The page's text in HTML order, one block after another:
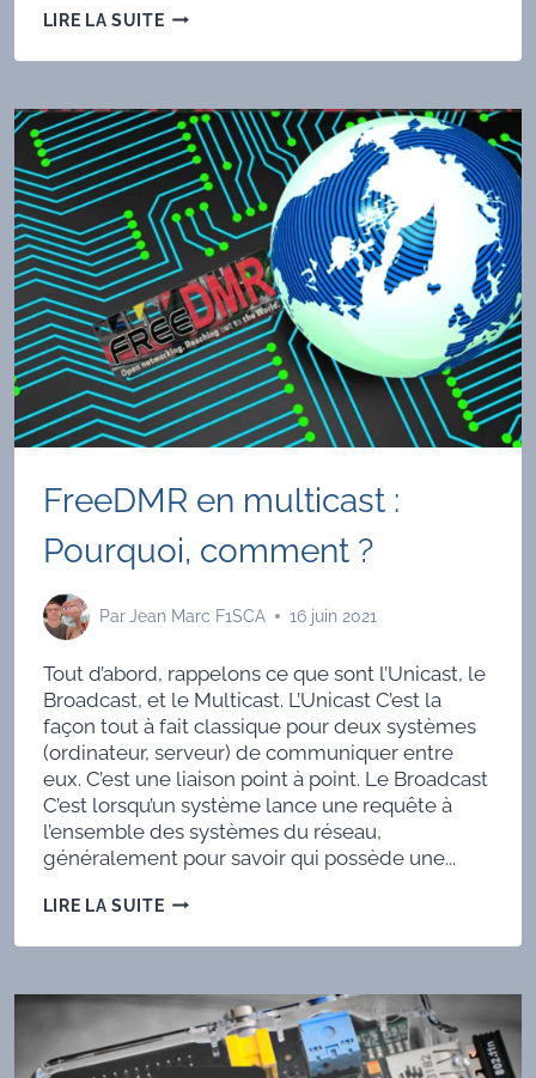
LIRE LA SUITEUTILISATION
TRANSCEIVER
AVEC
UN
HOTSPOT
PI-
STAR
FreeDMR en multicast :
Pourquoi, comment ?
Par Jean Marc F1SCA 16 juin 2021
Tout d’abord, rappelons ce que sont l’Unicast, le
Broadcast, et le Multicast. L’Unicast C’est la
façon tout à fait classique pour deux systèmes
(ordinateur, serveur) de communiquer entre
eux. C’est une liaison point à point. Le Broadcast
C’est lorsqu’un système lance une requête à
l’ensemble des systèmes du réseau,
généralement pour savoir qui possède une...
LIRE LA SUITEFREEDMR
MULTICAST
COMMENT
?